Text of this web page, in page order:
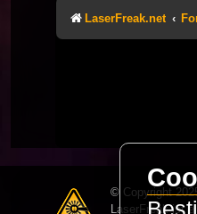
LaserFreak.net
© Copyright
LaserFreak ist